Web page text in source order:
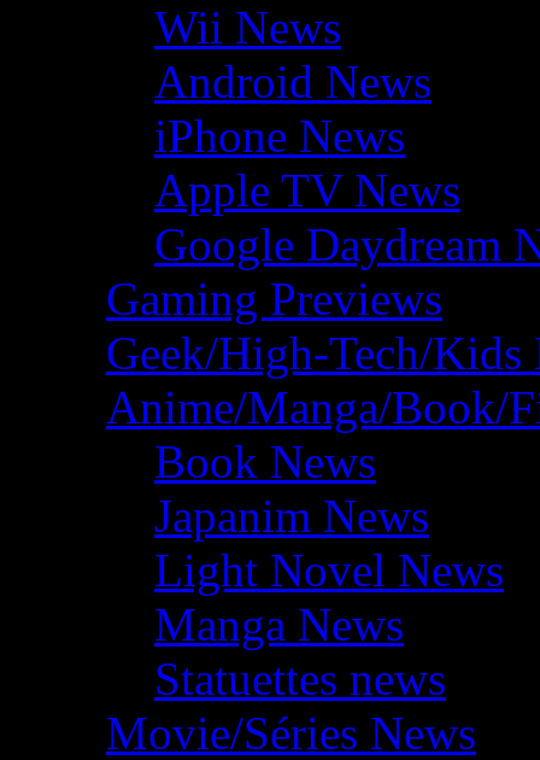
Wii News
Android News
iPhone News
Apple TV News
Google Daydream
Gaming Previews
Geek/High-Tech/Kids
Anime/Manga/Book/
Book News
Japanim News
Light Novel News
Manga News
Statuettes news
Movie/Séries News